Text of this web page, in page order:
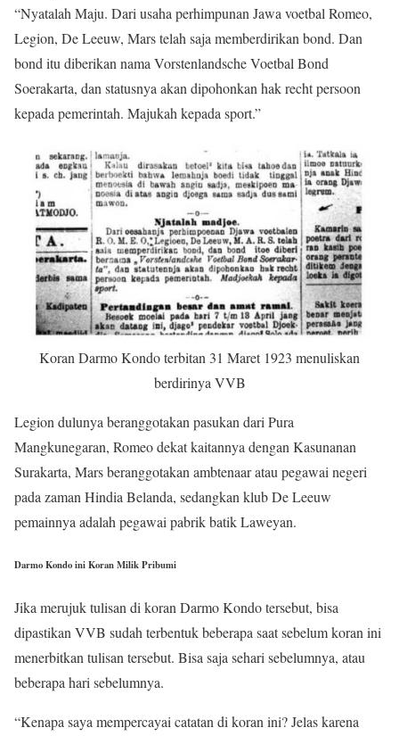
“Nyatalah Maju. Dari usaha perhimpunan Jawa voetbal Romeo,
Legion, De Leeuw, Mars telah saja memberdirikan bond. Dan
bond itu diberikan nama Vorstenlandsche Voetbal Bond
Soerakarta, dan statusnya akan dipohonkan hak recht persoon
kepada pemerintah. Majukah kepada sport.”
Koran Darmo Kondo terbitan 31 Maret 1923 menuliskan
berdirinya VVB
Legion dulunya beranggotakan pasukan dari Pura
Mangkunegaran, Romeo dekat kaitannya dengan Kasunanan
Surakarta, Mars beranggotakan ambtenaar atau pegawai negeri
pada zaman Hindia Belanda, sedangkan klub De Leeuw
pemainnya adalah pegawai pabrik batik Laweyan.
Darmo Kondo ini Koran Milik Pribumi
Jika merujuk tulisan di koran Darmo Kondo tersebut, bisa
dipastikan VVB sudah terbentuk beberapa saat sebelum koran ini
menerbitkan tulisan tersebut. Bisa saja sehari sebelumnya, atau
beberapa hari sebelumnya.
“Kenapa saya mempercayai catatan di koran ini? Jelas karena